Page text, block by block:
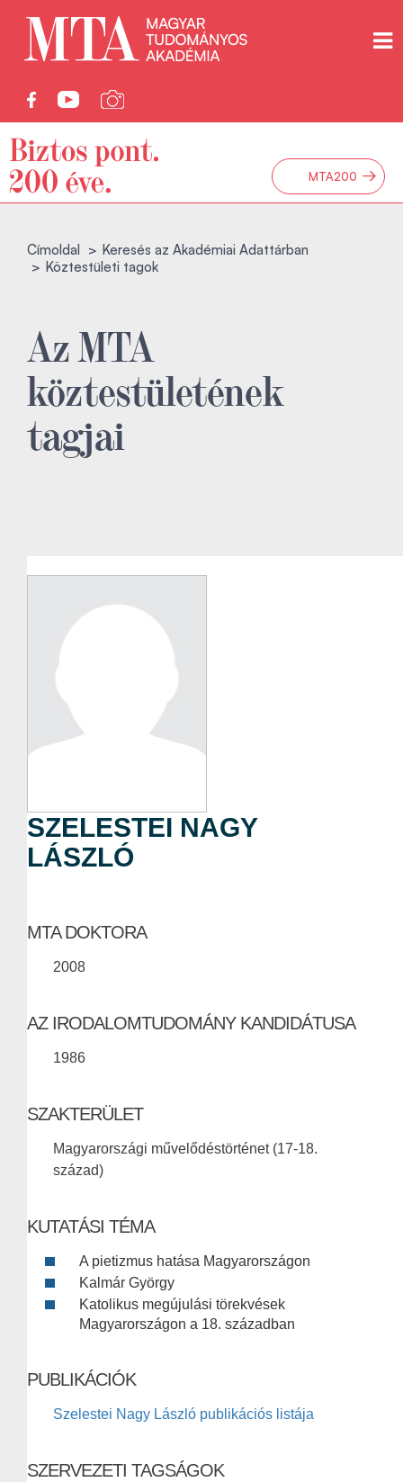
MTA200 →
Címoldal
Keresés az Akadémiai Adattárban
Köztestületi tagok
Az MTA
köztestületének
tagjai
SZELESTEI NAGY
LÁSZLÓ
MTA DOKTORA
2008
AZ IRODALOMTUDOMÁNY KANDIDÁTUSA
1986
SZAKTERÜLET
Magyarországi művelődéstörténet (17-18.
század)
KUTATÁSI TÉMA
A pietizmus hatása Magyarországon
Kalmár György
Katolikus megújulási törekvések
Magyarországon a 18. században
PUBLIKÁCIÓK
Szelestei Nagy László publikációs listája
SZERVEZETI TAGSÁGOK